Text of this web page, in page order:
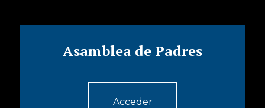
Asamblea de Padres
Acceder